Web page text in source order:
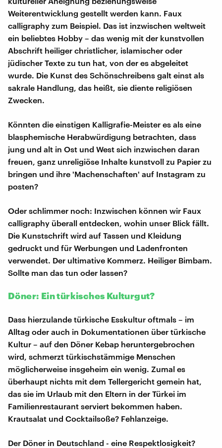
Weiterentwicklung gestellt werden kann. Faux
calligraphy zum Beispiel. Das ist inzwischen weltweit
ein beliebtes Hobby – das wenig mit der kunstvollen
Abschrift heiliger christlicher, islamischer oder
jüdischer Texte zu tun hat, von der es abgeleitet
wurde. Die Kunst des Schönschreibens galt einst als
sakrale Handlung, das heißt, sie diente religiösen
Zwecken.
Könnten die einstigen Kalligrafie-Meister es als eine
blasphemische Herabwürdigung betrachten, dass
jung und alt in Ost und West sich inzwischen daran
freuen, ganz unreligiöse Inhalte kunstvoll zu Papier zu
bringen und ihre 'Machenschaften' auf Instagram zu
posten?
Oder schlimmer noch: Inzwischen können wir Faux
calligraphy überall entdecken, wohin unser Blick fällt.
Die Kunstschrift wird auf Tassen und Kleidung
gedruckt und für Werbungen und Ladenfronten
verwendet. Der ultimative Kommerz. Heiliger Bimbam.
Sollte man das tun oder lassen?
Döner: Ein türkisches Kulturgut?
Dass hierzulande türkische Esskultur oftmals – im
Alltag oder auch in Dokumentationen über türkische
Kultur – auf den Döner Kebap heruntergebrochen
wird, schmerzt türkischstämmige Menschen
möglicherweise insgeheim ein wenig. Zumal es
überhaupt nichts mit dem Tellergericht gemein hat,
das sie im Urlaub mit den Eltern in der Türkei im
Familienrestaurant serviert bekommen haben.
Krautsalat und Cocktailsoße? Fehlanzeige.
Der Döner in Deutschland - eine Respektlosigkeit?